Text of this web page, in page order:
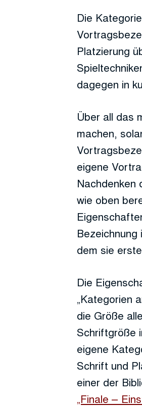
Die
Platzierung
dagegen in
Über all das
machen,
eigene
Nachdenken
wie oben
dem sie
Die
„Kategorien
die Größe
Schriftgröße
eigene
Schrift und
einer der
„Finale –